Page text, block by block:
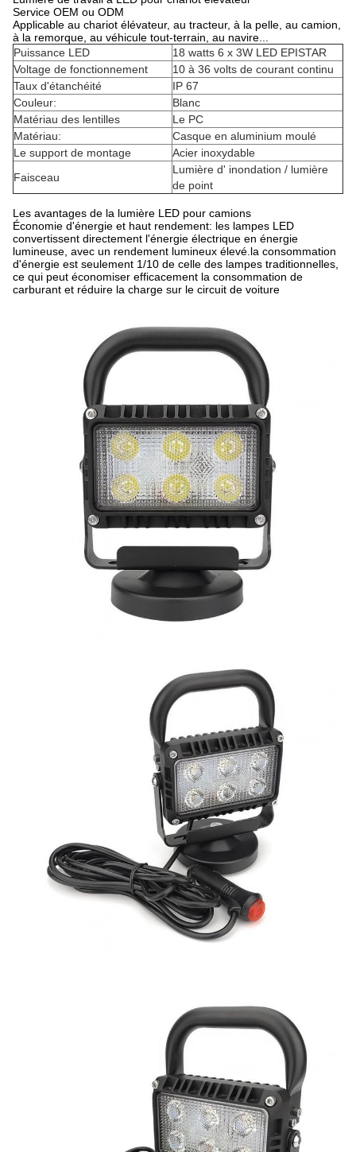
Service OEM ou ODM
Applicable au chariot élévateur, au tracteur, à la pelle, au camion,
à la remorque, au véhicule tout-terrain, au navire...
Puissance LED
18 watts 6 x 3W LED EPISTAR
Voltage de fonctionnement
10 à 36 volts de courant continu
Taux d'étanchéité
IP 67
Couleur:
Blanc
Matériau des lentilles
Le PC
Matériau:
Casque en aluminium moulé
Le support de montage
Acier inoxydable
Faisceau
Lumière d' inondation / lumière
de point
Les avantages de la lumière LED pour camions
Économie d'énergie et haut rendement: les lampes LED
convertissent directement l'énergie électrique en énergie
lumineuse, avec un rendement lumineux élevé.la consommation
d'énergie est seulement 1/10 de celle des lampes traditionnelles,
ce qui peut économiser efficacement la consommation de
carburant et réduire la charge sur le circuit de voiture